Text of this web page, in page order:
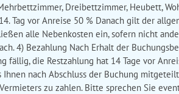
Dreibettzimmer, Heubett,
Tag vor Anreise 50 % Danach gilt der
alle Nebenkosten ein, sofern nicht
4) Bezahlung Nach Erhalt der
fällig, die Restzahlung hat 14 Tage vor
nach Abschluss der Buchung
zu zahlen. Bitte sprechen Sie